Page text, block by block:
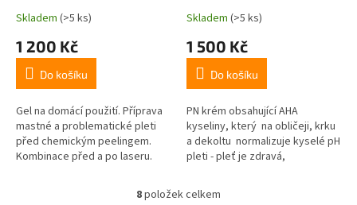
Skladem (>5 ks)
1 200 Kč
Do košíku
Gel na domácí použití. Příprava
mastné a problematické pleti
před chemickým peelingem.
Kombinace před a po laseru.
Skladem (>5 ks)
1 500 Kč
Do košíku
PN krém obsahující AHA
kyseliny, který na obličeji, krku
a dekoltu normalizuje kyselé pH
pleti - pleť je zdravá,
O
8položek celkem